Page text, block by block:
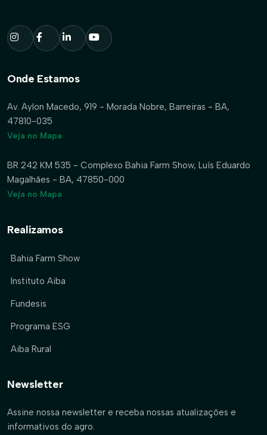
Onde Estamos
Av. Aylon Macedo, 919 - Morada Nobre, Barreiras - BA,
47810-035
Veja no Mapa
BR 242 KM 535 - Complexo Bahia Farm Show, Luís Eduardo
Magalhães - BA, 47850-000
Veja no Mapa
Realizamos
Bahia Farm Show
Instituto Aiba
Fundesis
Programa ESG
Aiba Rural
Newsletter
Assine nossa newsletter e receba nossas atualizações e
informativos do agro.